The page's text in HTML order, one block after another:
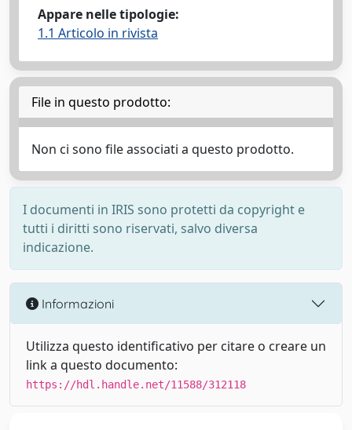
Appare nelle tipologie:
1.1 Articolo in rivista
File in questo prodotto:
Non ci sono file associati a questo prodotto.
I documenti in IRIS sono protetti da copyright e
tutti i diritti sono riservati, salvo diversa
indicazione.
Informazioni
Utilizza questo identificativo per citare o creare un
link a questo documento:
https://hdl.handle.net/11588/312118